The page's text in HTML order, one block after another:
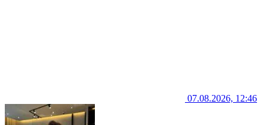
07.08.2026, 12:46